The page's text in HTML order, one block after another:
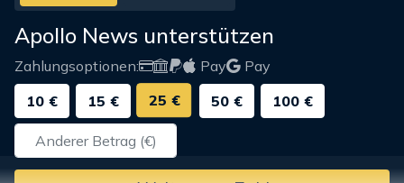
Apollo News unterstützen
Zahlungsoptionen: Pay
Pay
10 €
15 € 25 € 50 € 100 €